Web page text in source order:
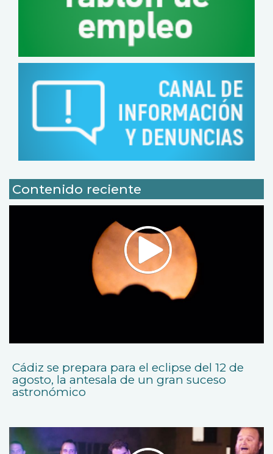
Contenido reciente
Cádiz se prepara para el eclipse del 12 de
agosto, la antesala de un gran suceso
astronómico